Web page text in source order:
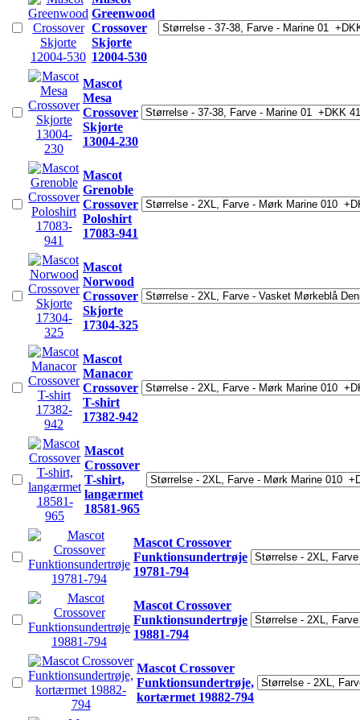
Greenwood
Crossover
Skjorte
12004-530
Mascot
Mesa
Crossover
Skjorte
13004-230
Mascot
Grenoble
Crossover
Poloshirt
17083-941
Mascot
Norwood
Crossover
Skjorte
17304-325
Mascot
Manacor
Crossover
T-shirt
17382-942
Mascot
Crossover
T-shirt,
langærmet
18581-965
Mascot Crossover
Funktionsundertrøje
19781-794
Mascot Crossover
Funktionsundertrøje
19881-794
Mascot Crossover
Funktionsundertrøje,
kortærmet 19882-794